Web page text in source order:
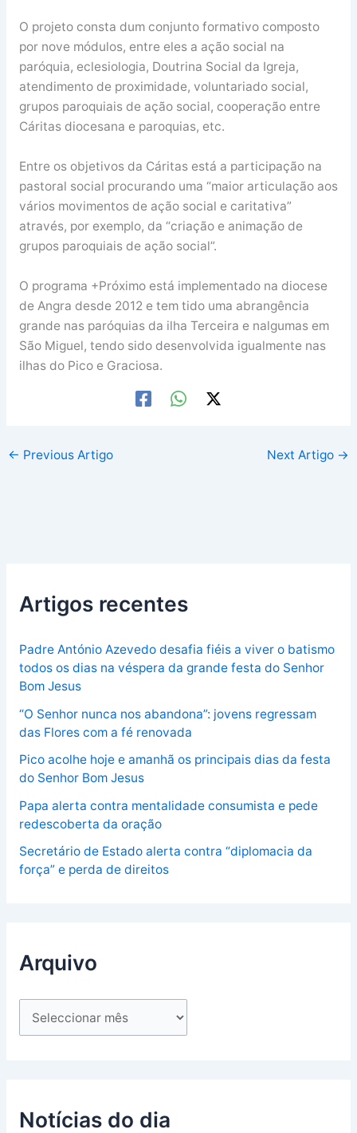
O projeto consta dum conjunto formativo composto
por nove módulos, entre eles a ação social na
paróquia, eclesiologia, Doutrina Social da Igreja,
atendimento de proximidade, voluntariado social,
grupos paroquiais de ação social, cooperação entre
Cáritas diocesana e paroquias, etc.
Entre os objetivos da Cáritas está a participação na
pastoral social procurando uma “maior articulação aos
vários movimentos de ação social e caritativa”
através, por exemplo, da “criação e animação de
grupos paroquiais de ação social”.
O programa +Próximo está implementado na diocese
de Angra desde 2012 e tem tido uma abrangência
grande nas paróquias da ilha Terceira e nalgumas em
São Miguel, tendo sido desenvolvida igualmente nas
ilhas do Pico e Graciosa.
← Previous Artigo Next Artigo →
Artigos recentes
Padre António Azevedo desafia fiéis a viver o batismo
todos os dias na véspera da grande festa do Senhor
Bom Jesus
“O Senhor nunca nos abandona”: jovens regressam
das Flores com a fé renovada
Pico acolhe hoje e amanhã os principais dias da festa
do Senhor Bom Jesus
Papa alerta contra mentalidade consumista e pede
redescoberta da oração
Secretário de Estado alerta contra “diplomacia da
força” e perda de direitos
Arquivo
Notícias do dia